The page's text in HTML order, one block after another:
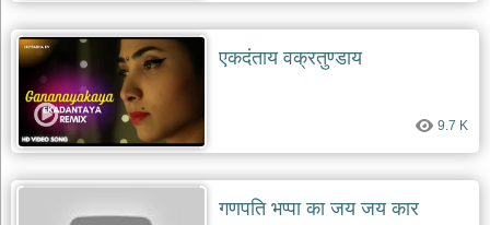
एकदंताय वक्रतुण्डाय
9.7 K
गणपति भप्पा का जय जय कार